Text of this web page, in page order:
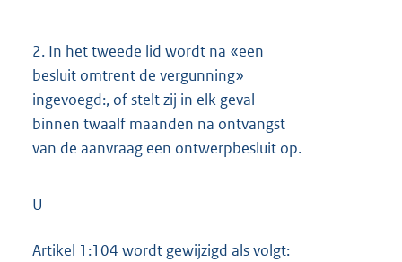
2. In het tweede lid wordt na «een
besluit omtrent de vergunning»
ingevoegd:, of stelt zij in elk geval
binnen twaalf maanden na ontvangst
van de aanvraag een ontwerpbesluit op.
U
Artikel 1:104 wordt gewijzigd als volgt: